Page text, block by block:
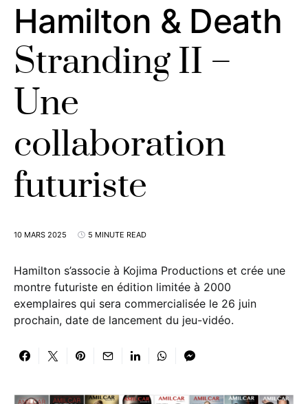
Hamilton & Death
Stranding II –
Une
collaboration
futuriste
10 MARS 2025 5 MINUTE READ
Hamilton s’associe à Kojima Productions et crée une
montre futuriste en édition limitée à 2000
exemplaires qui sera commercialisée le 26 juin
prochain, date de lancement du jeu-vidéo.